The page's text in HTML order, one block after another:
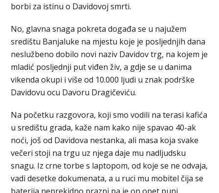
borbi za istinu o Davidovoj smrti.
No, glavna snaga pokreta događa se u najužem
središtu Banjaluke na mjestu koje je posljednjih dana
neslužbeno dobilo novi naziv Davidov trg, na kojem je
mladić posljednji put viđen živ, a gdje se u danima
vikenda okupi i više od 10.000 ljudi u znak podrške
Davidovu ocu Davoru Dragičeviću.
Na početku razgovora, koji smo vodili na terasi kafića
u središtu grada, kaže nam kako nije spavao 40-ak
noći, još od Davidova nestanka, ali masa koja svake
večeri stoji na trgu uz njega daje mu nadljudsku
snagu. Iz crne torbe s laptopom, od koje se ne odvaja,
vadi desetke dokumenata, a u ruci mu mobitel čija se
baterija neprekidno prazni pa je on opet puni.